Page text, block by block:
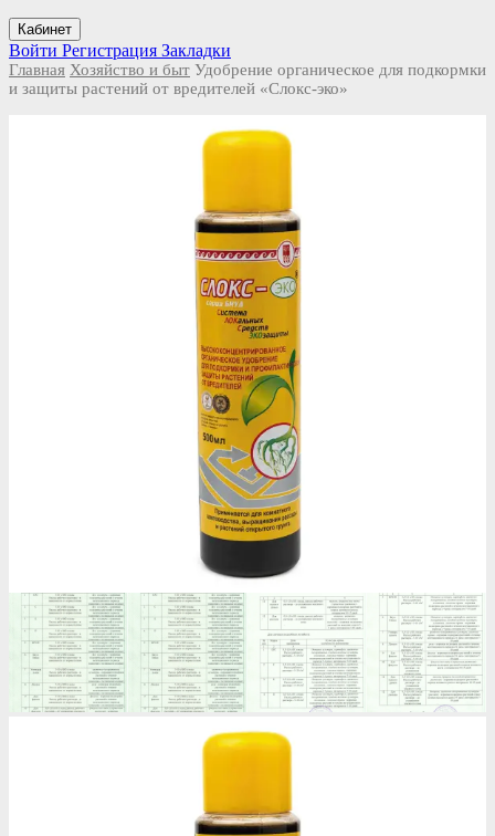
Кабинет
Войти Регистрация Закладки
Главная Хозяйство и быт Удобрение органическое для подкормки
и защиты растений от вредителей «Слокс-эко»